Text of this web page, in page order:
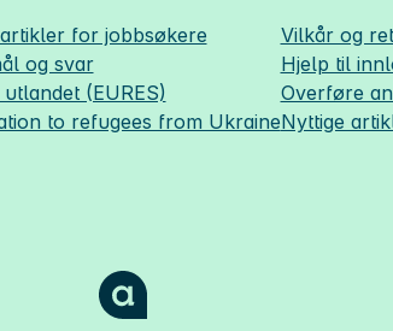
for jobbsøkere
og svar
(EURES)
to refugees from Ukraine
Vilkår og
Hjelp til
Overføre
Nyttige